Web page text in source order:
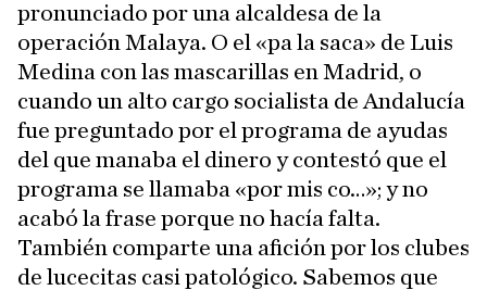
pronunciado por una alcaldesa de la
operación Malaya. O el «pa la saca» de Luis
Medina con las mascarillas en Madrid, o
cuando un alto cargo socialista de Andalucía
fue preguntado por el programa de ayudas
del que manaba el dinero y contestó que el
programa se llamaba «por mis co…»; y no
acabó la frase porque no hacía falta.
También comparte una afición por los clubes
de lucecitas casi patológico. Sabemos que